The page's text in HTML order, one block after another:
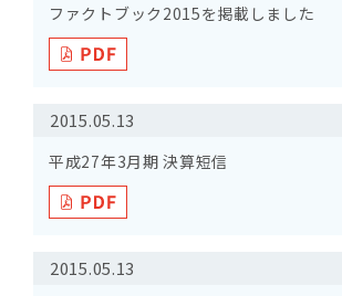
ファクトブック2015を掲載しました
2015.05.13
平成27年3月期 決算短信
2015.05.13